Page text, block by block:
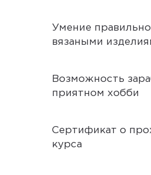
Умение
вязаными
Возможность
приятном хобби
Сертификат о
курса